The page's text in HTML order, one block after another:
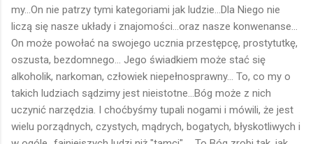
my...On nie patrzy tymi kategoriami jak ludzie...Dla Niego nie
liczą się nasze układy i znajomości...oraz nasze konwenanse...
On może powołać na swojego ucznia przestępcę, prostytutkę,
oszusta, bezdomnego... Jego świadkiem może stać się
alkoholik, narkoman, człowiek niepełnosprawny... To, co my o
takich ludziach sądzimy jest nieistotne...Bóg może z nich
uczynić narzędzia. I choćbyśmy tupali nogami i mówili, że jest
wielu porządnych, czystych, mądrych, bogatych, błyskotliwych i